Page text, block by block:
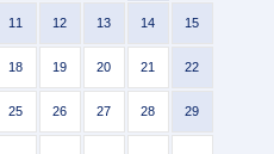
11 12 13 14 15
18 19 20 21 22
25 26 27 28 29